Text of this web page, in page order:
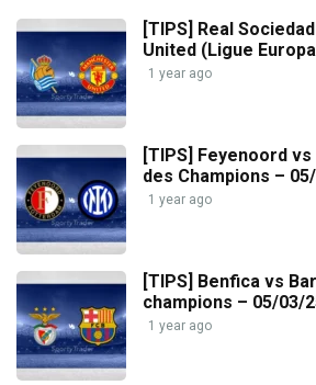
[TIPS] Real
United (Ligue
1 year ago
[TIPS] Feyenoord
des Champions –
1 year ago
[TIPS] Benfica vs
champions – 05/03/
1 year ago